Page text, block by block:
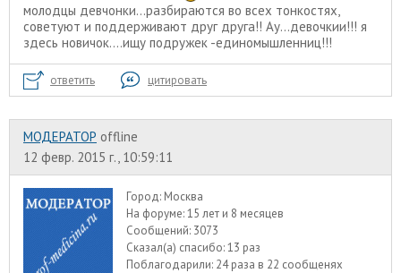
молодцы девчонки...разбираются во всех тонкостях,
советуют и поддерживают друг друга!! Ау...девочкии!!! я
здесь новичок....ищу подружек -единомышленниц!!!
ответить цитировать
МОДЕРАТОР offline
12 февр. 2015 г., 10:59:11
Город: Москва
На форуме:15 лет и 8 месяцев
Сообщений: 3073
Сказал(а) спасибо:13 раз
Поблагодарили: 24 раза в 22 сообщенях